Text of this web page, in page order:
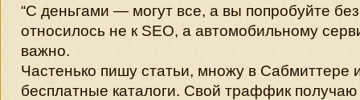
“С деньгами — могут все, а вы попробуйте
относилось не к SEO, а автомобильному
важно.
Частенько пишу статьи, множу в Сабмиттере
бесплатные каталоги. Свой траффик получаю